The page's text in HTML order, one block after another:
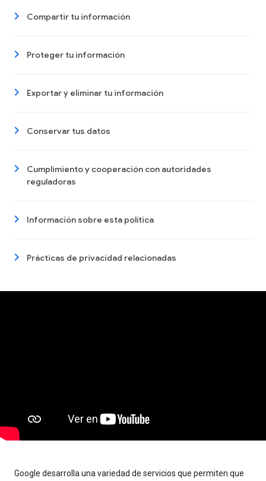
Compartir tu información
Proteger tu información
Exportar y eliminar tu información
Conservar tus datos
Cumplimiento y cooperación con autoridades
reguladoras
Información sobre esta política
Prácticas de privacidad relacionadas
Google desarrolla una variedad de servicios que permiten que